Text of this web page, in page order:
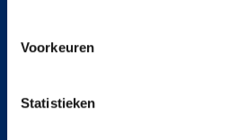
Voorkeuren
Statistieken